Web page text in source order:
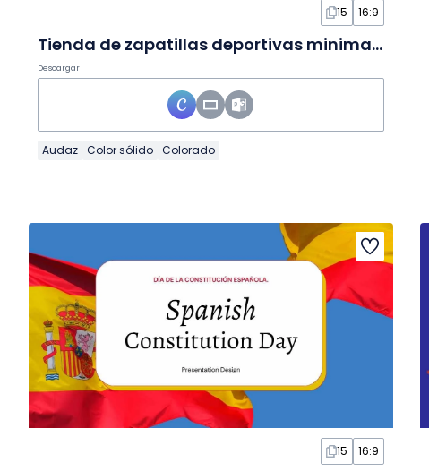
15 16:9
Tienda de zapatillas deportivas minimalista roja en Diapositivas
Descargar
Audaz Color sólido Colorado
15 16:9